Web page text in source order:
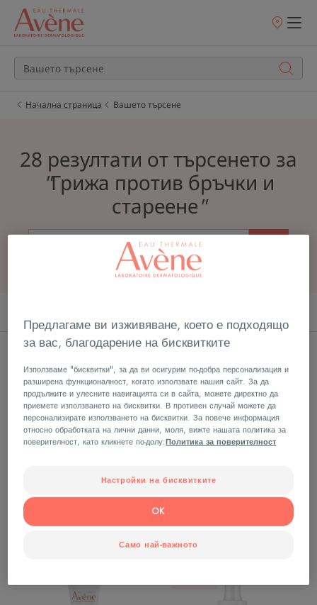
Точки
Начална страница Вашето търсене
28 резултати от търсенето за
"Грижа против бръчки и
стареене"
КРЕМ
ФИЛЪР
ЗА
ОКОЛООЧЕН
КОНТУР
DERMABSOLU
ОЗАРЯВАЩ
КРЕМ
VITAMIN ACTIV CG
ИНТЕНЗИВЕН ОЗАРЯВАЩ
ACTIV
КОРИГИРАЩ
Предлагаме ви изживяване, което е подходящо
за вас, благодарение на бисквитките
Използваме "бисквитки", за да ви осигурим по-добра персонализация и
разширена функционалност, когато използвате нашия сайт. За да
продължите и улесните навигацията си в сайта, можете директно да
приемете използването на бисквитки. В противен случай можете да
персонализирате използването на бисквитки. За повече информация
относно обработката на лични данни, моля, вижте нашата политика за
поверителност, като кликнете по-долу: Политика за поверителност
Настройки на бисквитките
Само най-важното
OK